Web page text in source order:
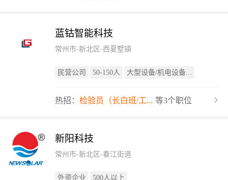
蓝钴智能科技
常州市-新北区-西夏墅镇
民营公司 50-150人 大型设备/机电设备...
热招： 检验员（长白班/工... 等3个职位
新阳科技
常州市-新北区-春江街道
外资企业 500人以上